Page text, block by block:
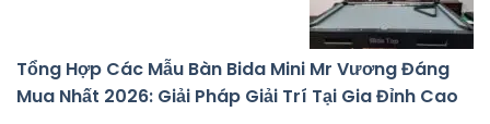
Tổng Hợp Các Mẫu Bàn Bida Mini Mr Vương Đáng
Mua Nhất 2026: Giải Pháp Giải Trí Tại Gia Đỉnh Cao